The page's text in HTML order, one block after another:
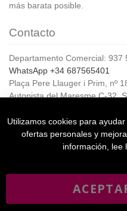
más barata posible.
Contacto
Departamento Comercial: 937
WhatsApp +34 687565401
Plaça Pere Llauger i Prim, nº
Autopista del Maresme C-32,
Horario de Atención al cliente:
De lunes a jueves de 8:00 a
Viernes de 8:00 a 15:00
Utilizamos cookies para
ofertas personales y
información, lee